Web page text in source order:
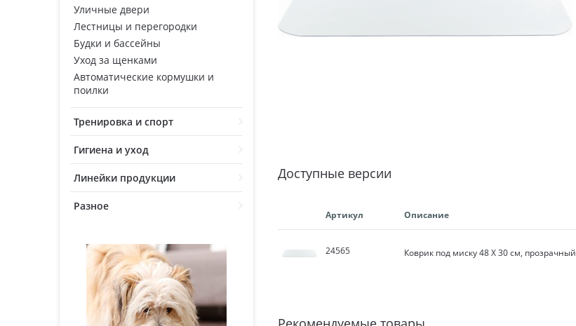
Уличные двери
Лестницы и перегородки
Будки и бассейны
Уход за щенками
Автоматические кормушки и
поилки
Тренировка и спорт
Гигиена и уход
Линейки продукции
Разное
Доступные версии
Артикул Описание
24565 Коврик под миску 48 X 30 см, прозрачный